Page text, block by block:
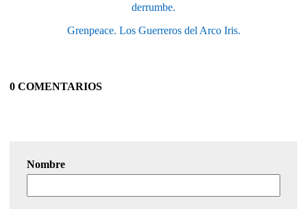
derrumbe.
Grenpeace. Los Guerreros del Arco Iris.
0 COMENTARIOS
Nombre